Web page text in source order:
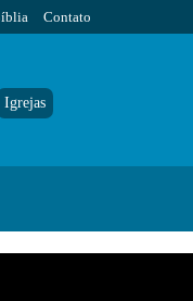
Contato
Igrejas